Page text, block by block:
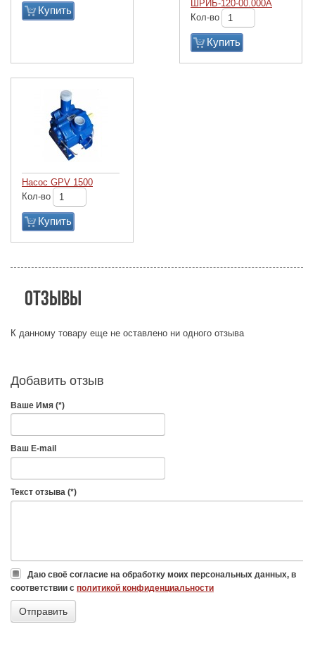
Купить
ШРИБ-120-00.000А
Кол-во
Купить
Насос GPV 1500
Кол-во
Купить
Отзывы
К данному товару еще не оставлено ни одного отзыва
Добавить отзыв
Ваше Имя (*)
Ваш E-mail
Текст отзыва (*)
Даю своё согласие на обработку моих персональных данных, в
соответствии с политикой конфиденциальности